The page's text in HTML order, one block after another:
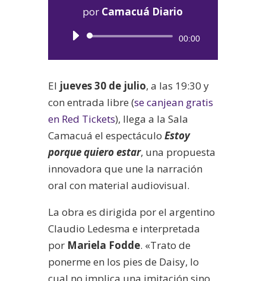
por Camacuá Diario
Reproductor
00:00
El jueves 30 de julio, a las 19:30 y
con entrada libre (se canjean gratis
en Red Tickets), llega a la Sala
Camacuá el espectáculo Estoy
porque quiero estar, una propuesta
innovadora que une la narración
oral con material audiovisual.
La obra es dirigida por el argentino
Claudio Ledesma e interpretada
por Mariela Fodde. «Trato de
ponerme en los pies de Daisy, lo